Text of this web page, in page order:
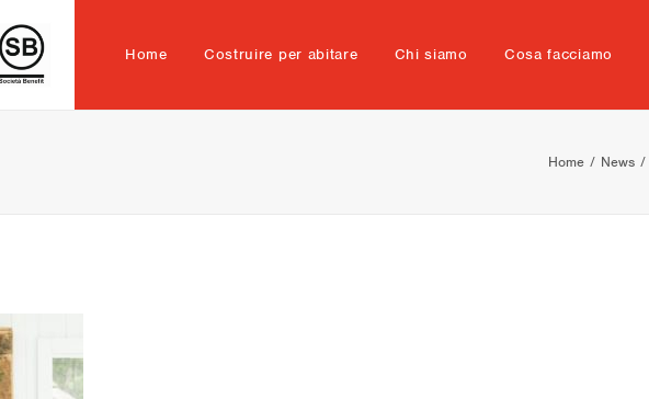
Home Costruire per abitare Chi siamo Cosa facciamo
Home News